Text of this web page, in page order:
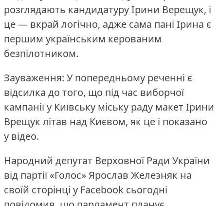
розглядають кандидатуру Ірини Верещук, і
це — вкрай логічно, адже сама пані Ірина є
першим українським керованим
безпілотником.
Зауваження: У попередньому реченні є
відсилка до того, що під час виборчої
кампанії у Київську міську раду макет Ірини
Врещук літав над Києвом, як це і показано
у відео.
Народний депутат Верховної Ради України
від партії «Голос» Ярослав Железняк на
своїй сторінці у Facebook сьогодні